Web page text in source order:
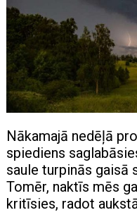
Nākamajā nedēļā
spiediens
saule turpinās gaisā
Tomēr, naktīs mēs
kritīsies, radot